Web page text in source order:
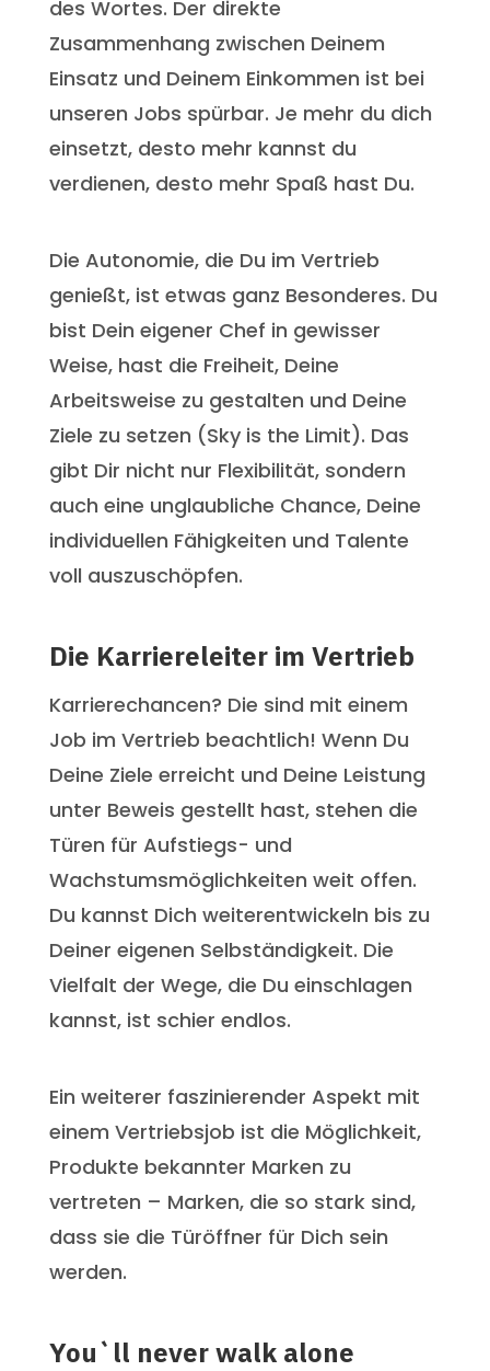
des Wortes. Der direkte
Zusammenhang zwischen Deinem
Einsatz und Deinem Einkommen ist bei
unseren Jobs spürbar. Je mehr du dich
einsetzt, desto mehr kannst du
verdienen, desto mehr Spaß hast Du.
Die Autonomie, die Du im Vertrieb
genießt, ist etwas ganz Besonderes. Du
bist Dein eigener Chef in gewisser
Weise, hast die Freiheit, Deine
Arbeitsweise zu gestalten und Deine
Ziele zu setzen (Sky is the Limit). Das
gibt Dir nicht nur Flexibilität, sondern
auch eine unglaubliche Chance, Deine
individuellen Fähigkeiten und Talente
voll auszuschöpfen.
Die Karriereleiter im Vertrieb
Karrierechancen? Die sind mit einem
Job im Vertrieb beachtlich! Wenn Du
Deine Ziele erreicht und Deine Leistung
unter Beweis gestellt hast, stehen die
Türen für Aufstiegs- und
Wachstumsmöglichkeiten weit offen.
Du kannst Dich weiterentwickeln bis zu
Deiner eigenen Selbständigkeit. Die
Vielfalt der Wege, die Du einschlagen
kannst, ist schier endlos.
Ein weiterer faszinierender Aspekt mit
einem Vertriebsjob ist die Möglichkeit,
Produkte bekannter Marken zu
vertreten – Marken, die so stark sind,
dass sie die Türöffner für Dich sein
werden.
You`ll never walk alone